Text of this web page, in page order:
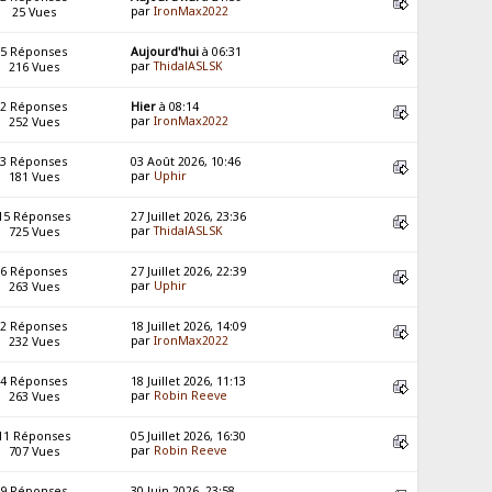
25 Vues
parIronMax2022
5 Réponses
216 Vues
Aujourd'hui à 06:31
parThidalASLSK
2 Réponses
252 Vues
Hier à 08:14
parIronMax2022
3 Réponses
181 Vues
03 Août 2026, 10:46
par Uphir
Réponses
725 Vues
27 Juillet 2026, 23:36
parThidalASLSK
6 Réponses
263 Vues
27 Juillet 2026, 22:39
par Uphir
2 Réponses
232 Vues
18 Juillet 2026, 14:09
parIronMax2022
4 Réponses
263 Vues
18 Juillet 2026, 11:13
par Robin Reeve
Réponses
707 Vues
05 Juillet 2026, 16:30
par Robin Reeve